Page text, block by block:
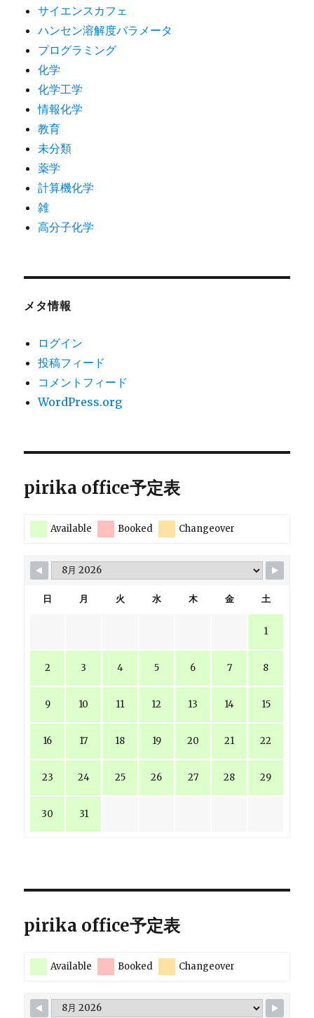
サイエンスカフェ
ハンセン溶解度パラメータ
プログラミング
化学
化学工学
情報化学
教育
未分類
薬学
計算機化学
雑
高分子化学
メタ情報
ログイン
投稿フィード
コメントフィード
WordPress.org
pirika office予定表
Available Booked Changeover
日 月 火 水 木 金 土
1
2 3 4 5 6 7 8
9 10 11 12 13 14 15
16 17 18 19 20 21 22
23 24 25 26 27 28 29
30 31
pirika office予定表
Available Booked Changeover